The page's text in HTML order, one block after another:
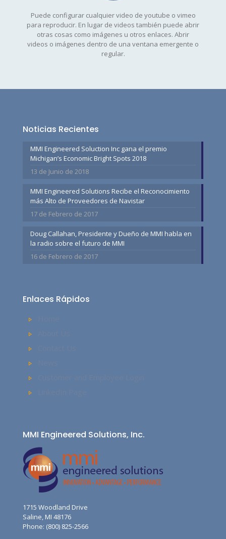
Puede configurar cualquier video de youtube o vimeo
para reproducir. En lugar de videos también puede abrir
otras cosas como imágenes u otros enlaces. Abrir
videos o imágenes dentro de una ventana emergente o
regular.
Noticias Recientes
MMI Engineered Soluction Inc gana el premio
Michigan’s Economic Bright Spots 2018
13 de Junio de 2018
MMI Engineered Solutions Recibe el Reconocimiento
más Alto de Proveedores de Navistar
17 de Febrero de 2017
Doug Callahan, Presidente y Dueño de MMI habla en
la radio sobre el futuro de MMI
16 de Febrero de 2017
Enlaces Rápidos
MMI Engineered Solutions, Inc.
1715 Woodland Drive
Saline, MI 48176
Phone: (800) 825-2566